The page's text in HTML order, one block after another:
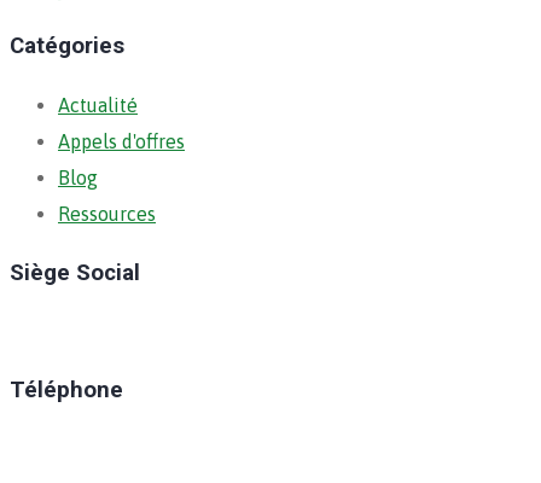
Catégories
Actualité
Appels d'offres
Blog
Ressources
Siège Social
Téléphone